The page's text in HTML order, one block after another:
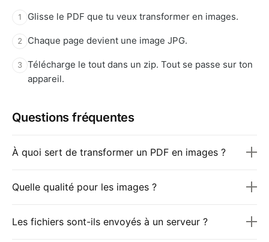
1 Glisse le PDF que tu veux transformer en images.
2 Chaque page devient une image JPG.
3 Télécharge le tout dans un zip. Tout se passe sur ton
appareil.
Questions fréquentes
À quoi sert de transformer un PDF en images ?
Quelle qualité pour les images ?
Les fichiers sont-ils envoyés à un serveur ?